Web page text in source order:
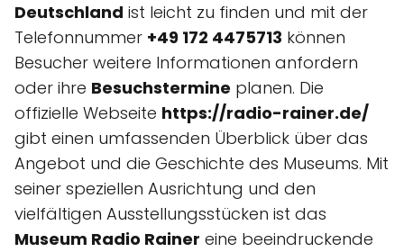
Deutschland ist leicht zu finden und mit der
Telefonnummer +49 172 4475713 können
Besucher weitere Informationen anfordern
oder ihre Besuchstermine planen. Die
offizielle Webseite https://radio-rainer.de/
gibt einen umfassenden Überblick über das
Angebot und die Geschichte des Museums. Mit
seiner speziellen Ausrichtung und den
vielfältigen Ausstellungsstücken ist das
Museum Radio Rainer eine beeindruckende